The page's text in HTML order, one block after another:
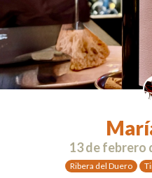
13 de febrero
Ribera del Duero